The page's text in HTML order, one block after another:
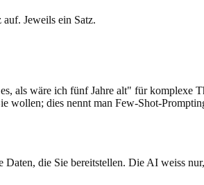
Jeweils ein Satz.
als wäre ich fünf Jahre alt" für komplexe
wollen; dies nennt man Few-Shot-
die Sie bereitstellen. Die AI weiss